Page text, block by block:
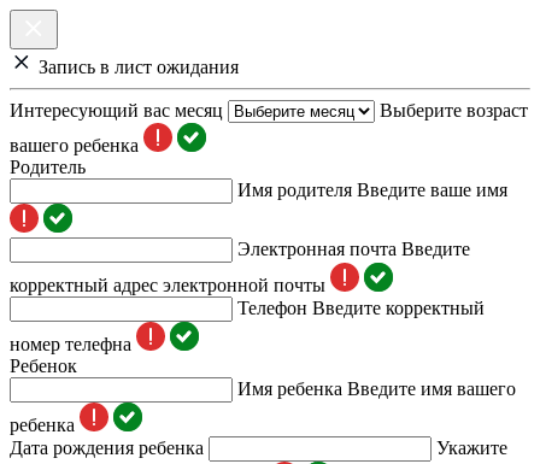
Запись в лист ожидания
Интересующий вас месяц
Выберите возраст
вашего ребенка
Родитель
Имя родителя Введите ваше имя
Электронная почта Введите
корректный адрес электронной почты
Телефон Введите корректный
номер телефна
Ребенок
Имя ребенка Введите имя вашего
ребенка
Дата рождения ребенка
Укажите